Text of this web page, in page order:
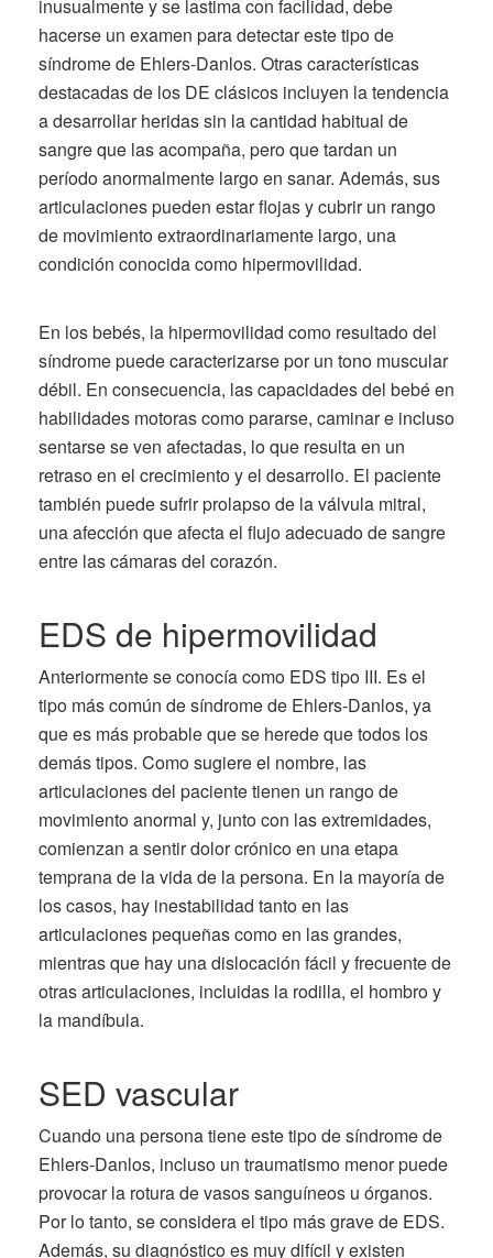
inusualmente y se lastima con facilidad, debe
hacerse un examen para detectar este tipo de
síndrome de Ehlers-Danlos. Otras características
destacadas de los DE clásicos incluyen la tendencia
a desarrollar heridas sin la cantidad habitual de
sangre que las acompaña, pero que tardan un
período anormalmente largo en sanar. Además, sus
articulaciones pueden estar flojas y cubrir un rango
de movimiento extraordinariamente largo, una
condición conocida como hipermovilidad.
En los bebés, la hipermovilidad como resultado del
síndrome puede caracterizarse por un tono muscular
débil. En consecuencia, las capacidades del bebé en
habilidades motoras como pararse, caminar e incluso
sentarse se ven afectadas, lo que resulta en un
retraso en el crecimiento y el desarrollo. El paciente
también puede sufrir prolapso de la válvula mitral,
una afección que afecta el flujo adecuado de sangre
entre las cámaras del corazón.
EDS de hipermovilidad
Anteriormente se conocía como EDS tipo III. Es el
tipo más común de síndrome de Ehlers-Danlos, ya
que es más probable que se herede que todos los
demás tipos. Como sugiere el nombre, las
articulaciones del paciente tienen un rango de
movimiento anormal y, junto con las extremidades,
comienzan a sentir dolor crónico en una etapa
temprana de la vida de la persona. En la mayoría de
los casos, hay inestabilidad tanto en las
articulaciones pequeñas como en las grandes,
mientras que hay una dislocación fácil y frecuente de
otras articulaciones, incluidas la rodilla, el hombro y
la mandíbula.
SED vascular
Cuando una persona tiene este tipo de síndrome de
Ehlers-Danlos, incluso un traumatismo menor puede
provocar la rotura de vasos sanguíneos u órganos.
Por lo tanto, se considera el tipo más grave de EDS.
Además, su diagnóstico es muy difícil y existen